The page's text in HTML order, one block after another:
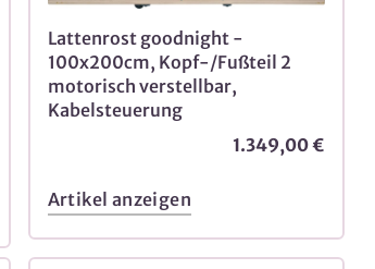
Lattenrost goodnight -
100x200cm, Kopf-/Fußteil 2
motorisch verstellbar,
Kabelsteuerung
1.349,00 €
Artikel anzeigen